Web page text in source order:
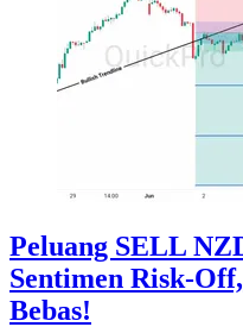
Peluang SELL
Sentimen Risk-
Bebas!